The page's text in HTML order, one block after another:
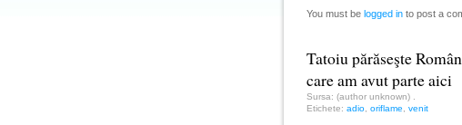
You must be logged in to post a
Tatoiu părăseşte
care am avut parte aici
Sursa: (author unknown) .
Etichete: adio, oriflame, venit